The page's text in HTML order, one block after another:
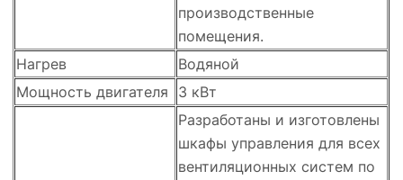
производственные
помещения.
Нагрев
Водяной
Мощность двигателя
3 кВт
Разработаны и изготовлены
шкафы управления для всех
вентиляционных систем по